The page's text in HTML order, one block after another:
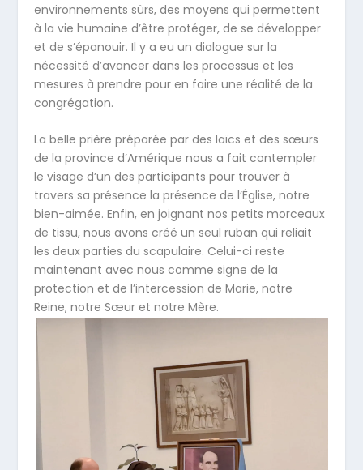
environnements sûrs, des moyens qui permettent
à la vie humaine d’être protéger, de se développer
et de s’épanouir. Il y a eu un dialogue sur la
nécessité d’avancer dans les processus et les
mesures à prendre pour en faire une réalité de la
congrégation.
La belle prière préparée par des laïcs et des sœurs
de la province d’Amérique nous a fait contempler
le visage d’un des participants pour trouver à
travers sa présence la présence de l’Église, notre
bien-aimée. Enfin, en joignant nos petits morceaux
de tissu, nous avons créé un seul ruban qui reliait
les deux parties du scapulaire. Celui-ci reste
maintenant avec nous comme signe de la
protection et de l’intercession de Marie, notre
Reine, notre Sœur et notre Mère.